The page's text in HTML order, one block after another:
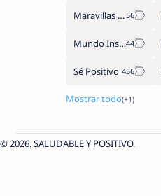
Maravillas del Mundo
Mundo Insólito
Sé Positivo
2026.SALUDABLE Y POSITIVO.